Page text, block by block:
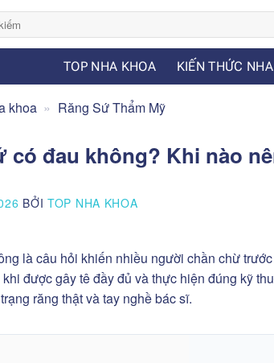
TOP NHA KHOA KIẾN THỨC
khoa » Răng Sứ Thẩm Mỹ
có đau không? Khi nào
BỞITOP NHA KHOA
là câu hỏi khiến nhiều người chần chừ
được gây tê đầy đủ và thực hiện đúng kỹ
răng thật và tay nghề bác sĩ.